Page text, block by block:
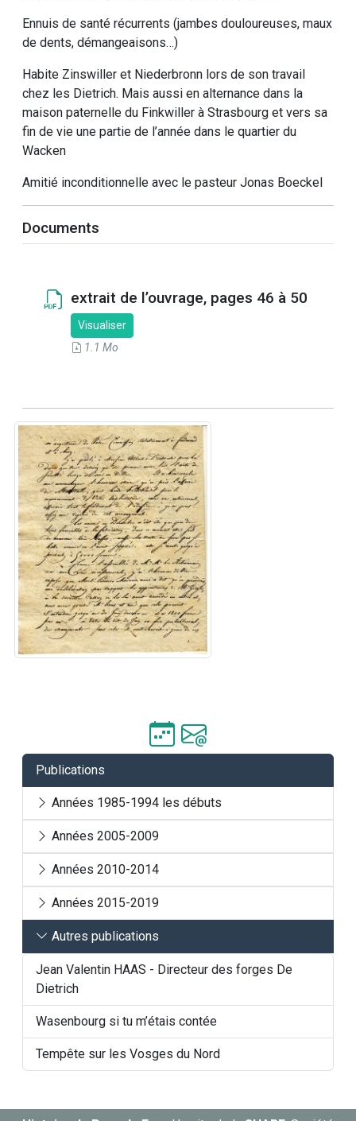
Ennuis de santé récurrents (jambes douloureuses, maux
de dents, démangeaisons…)
Habite Zinswiller et Niederbronn lors de son travail
chez les Dietrich. Mais aussi en alternance dans la
maison paternelle du Finkwiller à Strasbourg et vers sa
fin de vie une partie de l’année dans le quartier du
Wacken
Amitié inconditionnelle avec le pasteur Jonas Boeckel
Documents
extrait de l’ouvrage, pages 46 à 50
Visualiser
1.1 Mo
Publications
Années 1985-1994 les débuts
Années 2005-2009
Années 2010-2014
Années 2015-2019
Autres publications
Jean Valentin HAAS - Directeur des forges De
Dietrich
Wasenbourg si tu m’étais contée
Tempête sur les Vosges du Nord